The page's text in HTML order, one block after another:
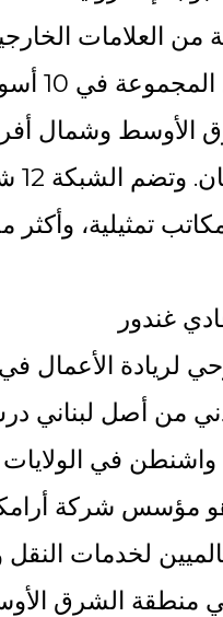
من العلامات
الخليج.
الأوسط وشمال
لريادة الأعمال في
من أصل لبناني
في الولايات
وهو مؤسس شركة
لخدمات النقل
منطقة الشرق